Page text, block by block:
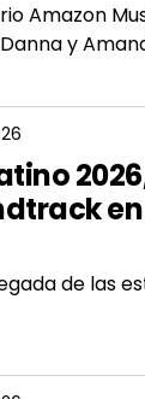
Amazon
y
de las